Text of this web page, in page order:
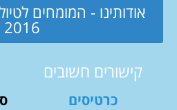
אודותינו - המומחים
2016
קישורים חשובים
כרטיסים